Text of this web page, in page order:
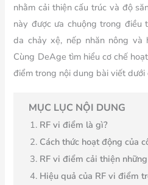
nhằm cải thiện cấu trúc và độ
này được ưa chuộng trong điều
da chảy xệ, nếp nhăn nông
Cùng DeAge tìm hiểu cơ chế
điểm trong nội dung bài viết dưới
MỤC LỤC NỘI DUNG
RF vi điểm là gì?
Cách thức hoạt động của
RF vi điểm cải thiện
Hiệu quả của RF vi điểm